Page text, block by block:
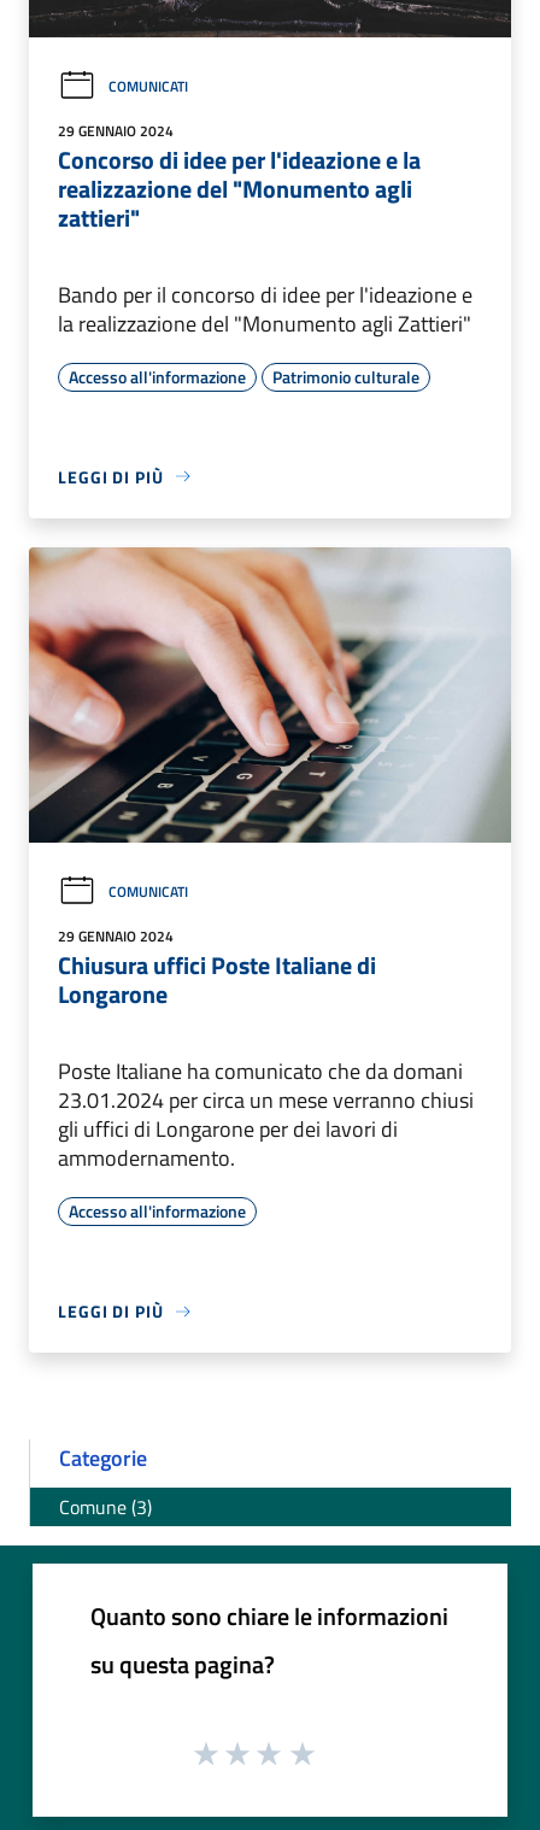
COMUNICATI
29 GENNAIO 2024
Concorso di idee per l'ideazione e la
realizzazione del "Monumento agli
zattieri"
Bando per il concorso di idee per l'ideazione e
la realizzazione del "Monumento agli Zattieri"
Accesso all'informazione Patrimonio culturale
LEGGI DI PIÙ
COMUNICATI
29 GENNAIO 2024
Chiusura uffici Poste Italiane di
Longarone
Poste Italiane ha comunicato che da domani
23.01.2024 per circa un mese verranno chiusi
gli uffici di Longarone per dei lavori di
ammodernamento.
Accesso all'informazione
LEGGI DI PIÙ
Categorie
Comune (3)
Quanto sono chiare le informazioni
su questa pagina?